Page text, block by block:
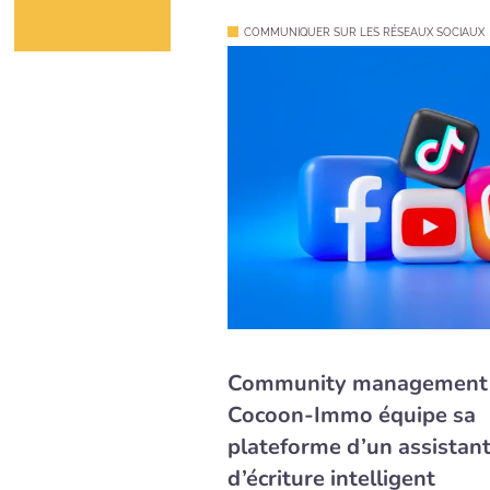
COMMUNIQUER SUR LES RÉSEAUX SOCIAUX
Community
Cocoon-Immo équipe sa
plateforme d’un assistant
d’écriture intelligent